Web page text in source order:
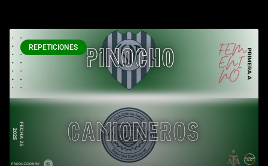
REPETICIONES